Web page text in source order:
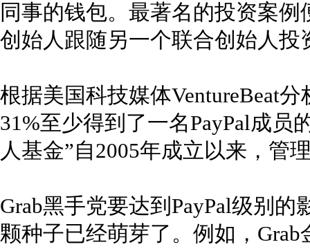
同事的钱包。最著名的投资案例
创始人跟随另一个联合创始人投
根据美国科技媒体VentureBeat
31%至少得到了一名PayPal成员
人基金”自2005年成立以来，管
Grab黑手党要达到PayPal级别
颗种子已经萌芽了。例如，